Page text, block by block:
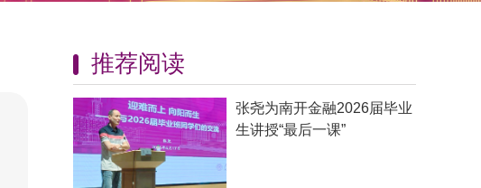
推荐阅读
张尧为南开金融2026届毕业
生讲授“最后一课”